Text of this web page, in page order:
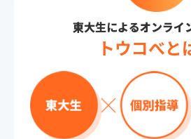
東大生によるオンライ
トウコべと